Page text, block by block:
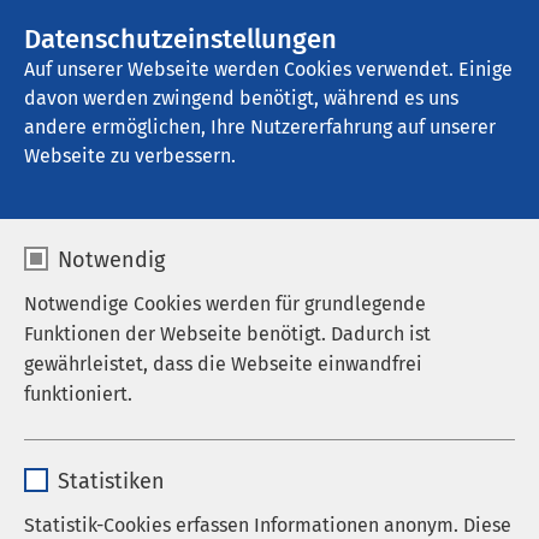
Datenschutzeinstellungen
Auf unserer Webseite werden Cookies verwendet. Einige
davon werden zwingend benötigt, während es uns
andere ermöglichen, Ihre Nutzererfahrung auf unserer
Webseite zu verbessern.
Notwendig
Notwendige Cookies werden für grundlegende
Funktionen der Webseite benötigt. Dadurch ist
gewährleistet, dass die Webseite einwandfrei
funktioniert.
Anbieter sgalinski
Statistiken
Statistik-Cookies erfassen Informationen anonym. Diese
Job-Speed-Dating